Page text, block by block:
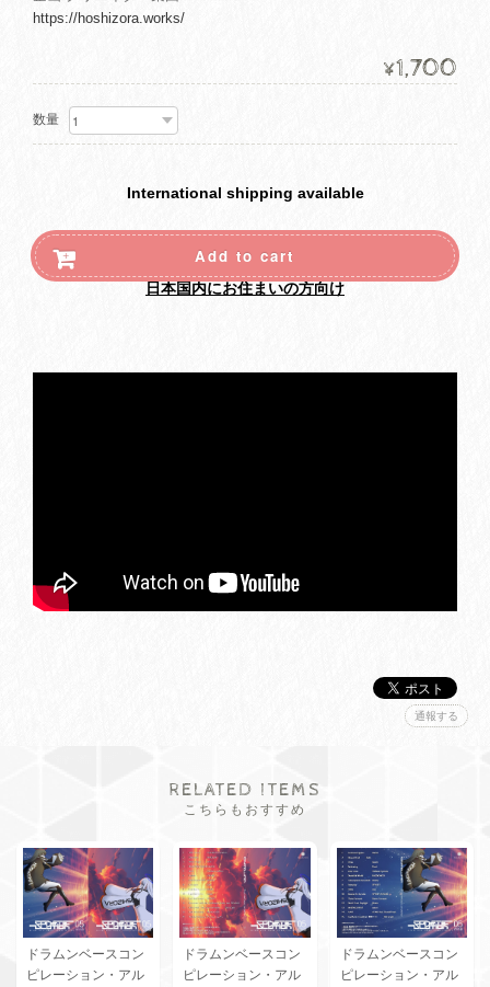
https://hoshizora.works/
¥1,700
数量
International shipping available
Add to cart
日本国内にお住まいの方向け
通報する
RELATED ITEMS
こちらもおすすめ
ドラムンベースコン
ピレーション・アル
ドラムンベースコン
ピレーション・アル
ドラムンベースコン
ピレーション・アル